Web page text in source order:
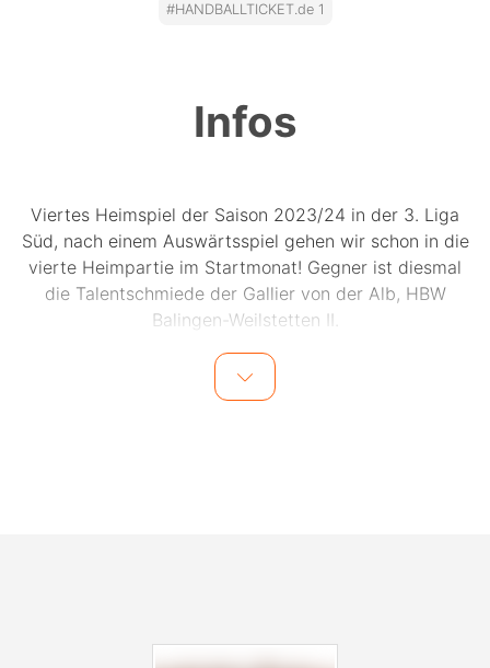
#HANDBALLTICKET.de 1
Infos
Viertes Heimspiel der Saison 2023/24 in der 3. Liga
Süd, nach einem Auswärtsspiel gehen wir schon in die
vierte Heimpartie im Startmonat! Gegner ist diesmal
die Talentschmiede der Gallier von der Alb, HBW
Balingen-Weilstetten II.